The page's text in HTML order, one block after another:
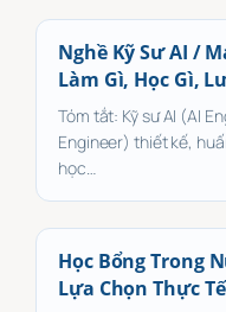
Nghề Kỹ Sư AI /
Làm Gì, Học Gì,
Tóm tắt: Kỹ sư AI (AI
Engineer) thiết kế,
học…
Học Bổng Trong
Lựa Chọn Thực